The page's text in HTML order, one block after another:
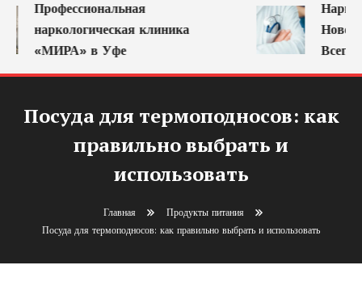
Профессиональная
наркологическая клиника
«МИРА» в Уфе
Посуда для термоподносов: как
правильно выбрать и
использовать
Главная
Продукты питания
Посуда для термоподносов: как правильно выбрать и использовать